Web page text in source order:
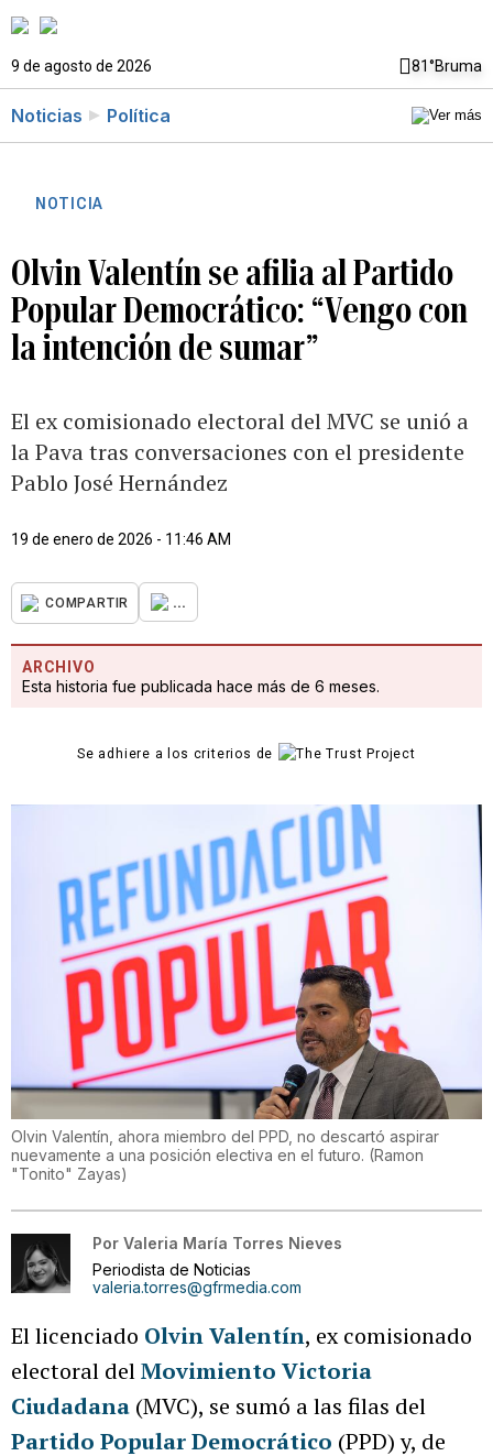
9 de agosto de 2026 81°Bruma
Noticias Política
NOTICIA
Olvin Valentín se afilia al Partido
Popular Democrático: “Vengo con
la intención de sumar”
El ex comisionado electoral del MVC se unió a
la Pava tras conversaciones con el presidente
Pablo José Hernández
19 de enero de 2026 - 11:46 AM
COMPARTIR ...
ARCHIVO
Esta historia fue publicada hace más de 6 meses.
Se adhiere a los criterios de
Olvin Valentín, ahora miembro del PPD, no descartó aspirar
nuevamente a una posición electiva en el futuro. (Ramon
"Tonito" Zayas)
Por Valeria María Torres Nieves
Periodista de Noticias
valeria.torres@gfrmedia.com
El licenciado Olvin Valentín, ex comisionado
electoral delMovimiento Victoria
Ciudadana (MVC), se sumó a las filas del
Partido Popular Democrático (PPD) y, de